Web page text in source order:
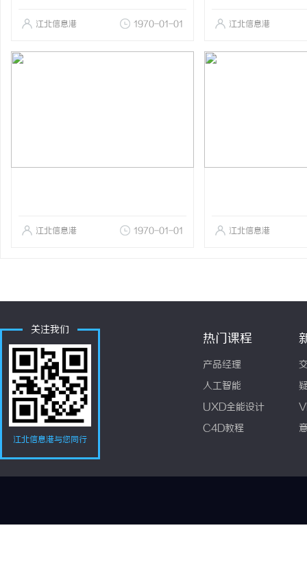
江北信息港 1970-01-01 江北信息港
江北信息港 1970-01-01 江北信息港
关注我们
江北信息港与您同行
热门课程
产品经理
人工智能
UXD全能设计
C4D教程